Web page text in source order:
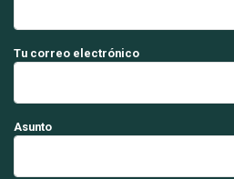
Tu correo electrónico
Asunto